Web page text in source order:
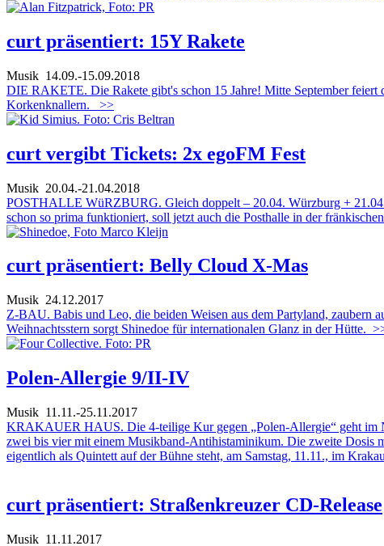
curt präsentiert: 15Y Rakete
Musik 14.09.-15.09.2018
DIE RAKETE. Die Rakete gibt's schon 15 Jahre! Mitte September feiert
Korkenknallern.
>>
curt vergibt Tickets: 2x egoFM Fest
Musik 20.04.-21.04.2018
POSTHALLE WüRZBURG. Gleich doppelt – 20.04. Würzburg +
schon so prima funktioniert, soll jetzt auch die Posthalle in der
curt präsentiert: Belly Cloud X-Mas
Musik 24.12.2017
Z-BAU. Babis und Leo, die beiden Weisen aus dem Partyland, zaubern
Weihnachtsstern sorgt Shinedoe für internationalen Glanz in der Hütte.
Polen-Allergie 9/II-IV
Musik 11.11.-25.11.2017
KRAKAUER HAUS. Die 4-teilige Kur gegen „Polen-Allergie“ geht im
zwei bis vier mit einem Musikband-Antihistaminikum. Die zweite Dosis
eigentlich als Quintett auf der Bühne steht, am Samstag, 11.11., im
curt präsentiert: Straßenkreuzer CD-Release
Musik 11.11.2017